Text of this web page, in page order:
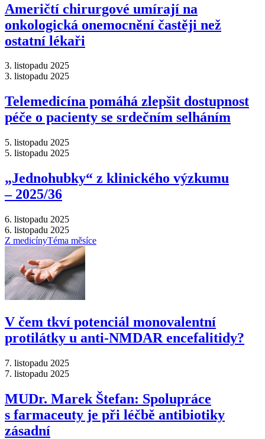
Američtí chirurgové umírají na
onkologická onemocnění častěji než
ostatní lékaři
3. listopadu 2025
3. listopadu 2025
Telemedicína pomáhá zlepšit dostupnost
péče o pacienty se srdečním selháním
5. listopadu 2025
5. listopadu 2025
„Jednohubky“ z klinického výzkumu
–⁠ 2025/36
6. listopadu 2025
6. listopadu 2025
Z medicínyTéma měsíce
V čem tkví potenciál monovalentní
protilátky u anti-NMDAR encefalitidy?
7. listopadu 2025
7. listopadu 2025
MUDr. Marek Štefan: Spolupráce
s farmaceuty je při léčbě antibiotiky
zásadní